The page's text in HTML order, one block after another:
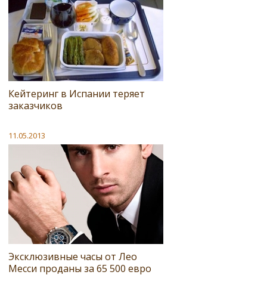
Кейтеринг в Испании теряет
заказчиков
11.05.2013
Эксклюзивные часы от Лео
Месси проданы за 65 500 евро